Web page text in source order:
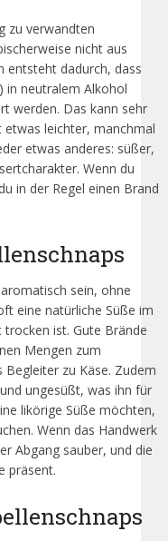
zu verwandten
nicht aus
entsteht dadurch, dass
in neutralem Alkohol
werden. Das kann sehr
leichter, manchmal
etwas anderes: süßer,
Wenn du
in der Regel einen Brand
sein, ohne
eine natürliche Süße im
ist. Gute Brände
Mengen zum
zu Käse. Zudem
ungesüßt, was ihn für
likörige Süße möchten,
Wenn das Handwerk
Abgang sauber, und die
präsent.